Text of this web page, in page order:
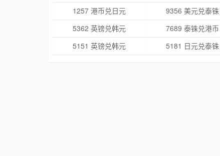
1257 港币兑日元
9356 美元兑泰铢
5362 英镑兑韩元
7689 泰铢兑港币
5151 英镑兑韩元
5181 日元兑泰铢